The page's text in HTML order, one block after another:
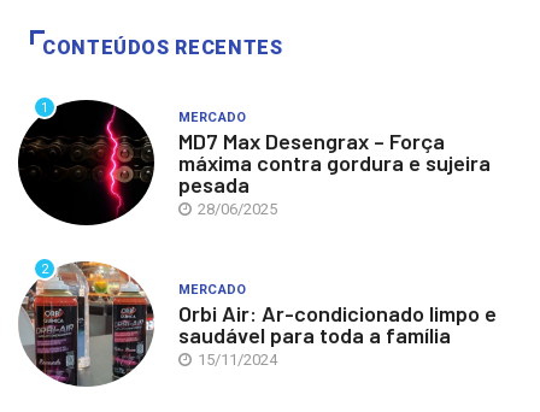
CONTEÚDOS RECENTES
1
MERCADO
MD7 Max Desengrax – Força
máxima contra gordura e sujeira
pesada
28/06/2025
2
MERCADO
Orbi Air: Ar-condicionado limpo e
saudável para toda a família
15/11/2024